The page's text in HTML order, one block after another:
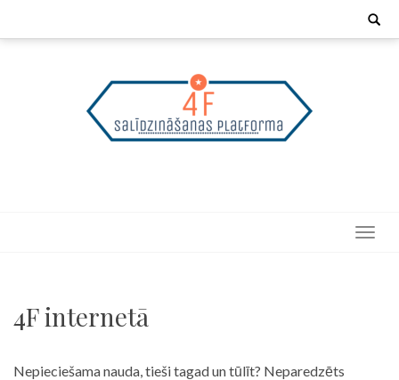
Search
4F internetā
Nepieciešama nauda, tieši tagad un tūlīt? Neparedzēts